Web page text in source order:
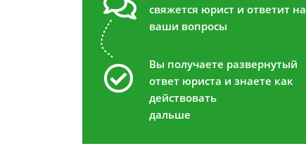
свяжется юрист и ответит на
ваши вопросы
Вы получаете развернутый
ответ юриста и знаете как
действовать
дальше